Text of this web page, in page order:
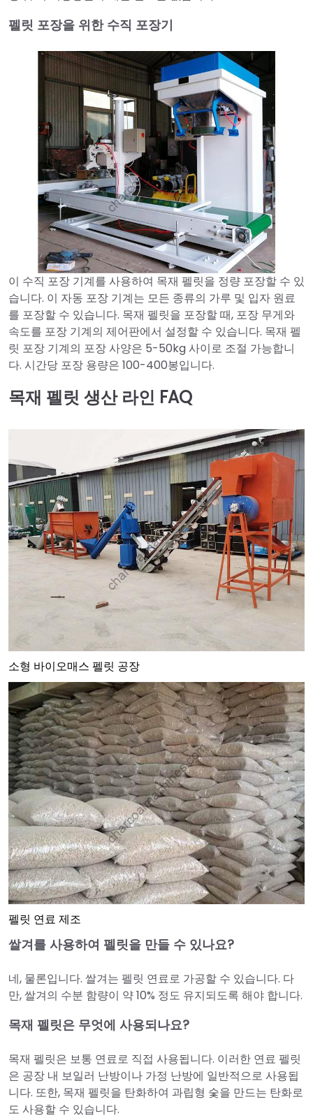
펠릿 포장을 위한 수직 포장기
이 수직 포장 기계를 사용하여 목재 펠릿을 정량 포장할 수 있
습니다. 이 자동 포장 기계는 모든 종류의 가루 및 입자 원료
를 포장할 수 있습니다. 목재 펠릿을 포장할 때, 포장 무게와
속도를 포장 기계의 제어판에서 설정할 수 있습니다. 목재 펠
릿 포장 기계의 포장 사양은 5-50kg 사이로 조절 가능합니
다. 시간당 포장 용량은 100-400봉입니다.
목재 펠릿 생산 라인 FAQ
소형 바이오매스 펠릿 공장
펠릿 연료 제조
쌀겨를 사용하여 펠릿을 만들 수 있나요?
네, 물론입니다. 쌀겨는 펠릿 연료로 가공할 수 있습니다. 다
만, 쌀겨의 수분 함량이 약 10% 정도 유지되도록 해야 합니다.
목재 펠릿은 무엇에 사용되나요?
목재 펠릿은 보통 연료로 직접 사용됩니다. 이러한 연료 펠릿
은 공장 내 보일러 난방이나 가정 난방에 일반적으로 사용됩
니다. 또한, 목재 펠릿을 탄화하여 과립형 숯을 만드는 탄화로
도 사용할 수 있습니다.